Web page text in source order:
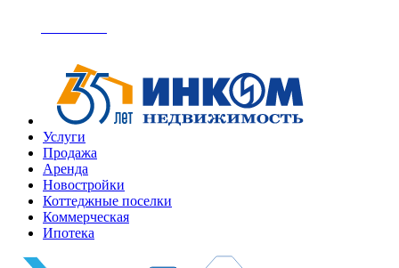
Услуги
Продажа
Аренда
Новостройки
Коттеджные поселки
Коммерческая
Ипотека